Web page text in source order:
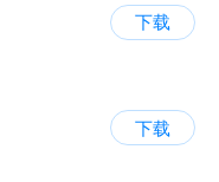
下载
下载